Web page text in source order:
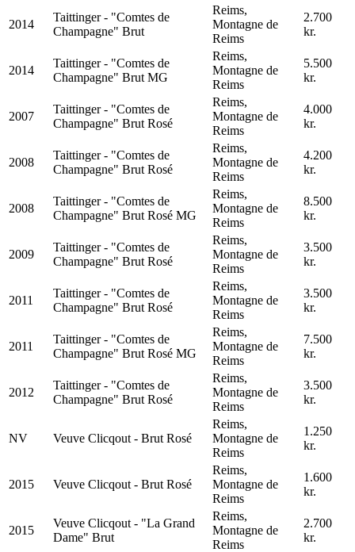
2014
Taittinger - "Comtes de
Champagne" Brut
Reims,
Montagne de
Reims
2.700
kr.
2014
Taittinger - "Comtes de
Champagne" Brut MG
Reims,
Montagne de
Reims
5.500
kr.
2007
Taittinger - "Comtes de
Champagne" Brut Rosé
Reims,
Montagne de
Reims
4.000
kr.
2008
Taittinger - "Comtes de
Champagne" Brut Rosé
Reims,
Montagne de
Reims
4.200
kr.
2008
Taittinger - "Comtes de
Champagne" Brut Rosé MG
Reims,
Montagne de
Reims
8.500
kr.
2009
Taittinger - "Comtes de
Champagne" Brut Rosé
Reims,
Montagne de
Reims
3.500
kr.
2011
Taittinger - "Comtes de
Champagne" Brut Rosé
Reims,
Montagne de
Reims
3.500
kr.
2011
Taittinger - "Comtes de
Champagne" Brut Rosé MG
Reims,
Montagne de
Reims
7.500
kr.
2012
Taittinger - "Comtes de
Champagne" Brut Rosé
Reims,
Montagne de
Reims
3.500
kr.
NV Veuve Clicqout - Brut Rosé
Reims,
Montagne de
Reims
1.250
kr.
2015 Veuve Clicqout - Brut Rosé
Reims,
Montagne de
Reims
1.600
kr.
2015
Veuve Clicqout - "La Grand
Dame" Brut
Reims,
Montagne de
Reims
2.700
kr.